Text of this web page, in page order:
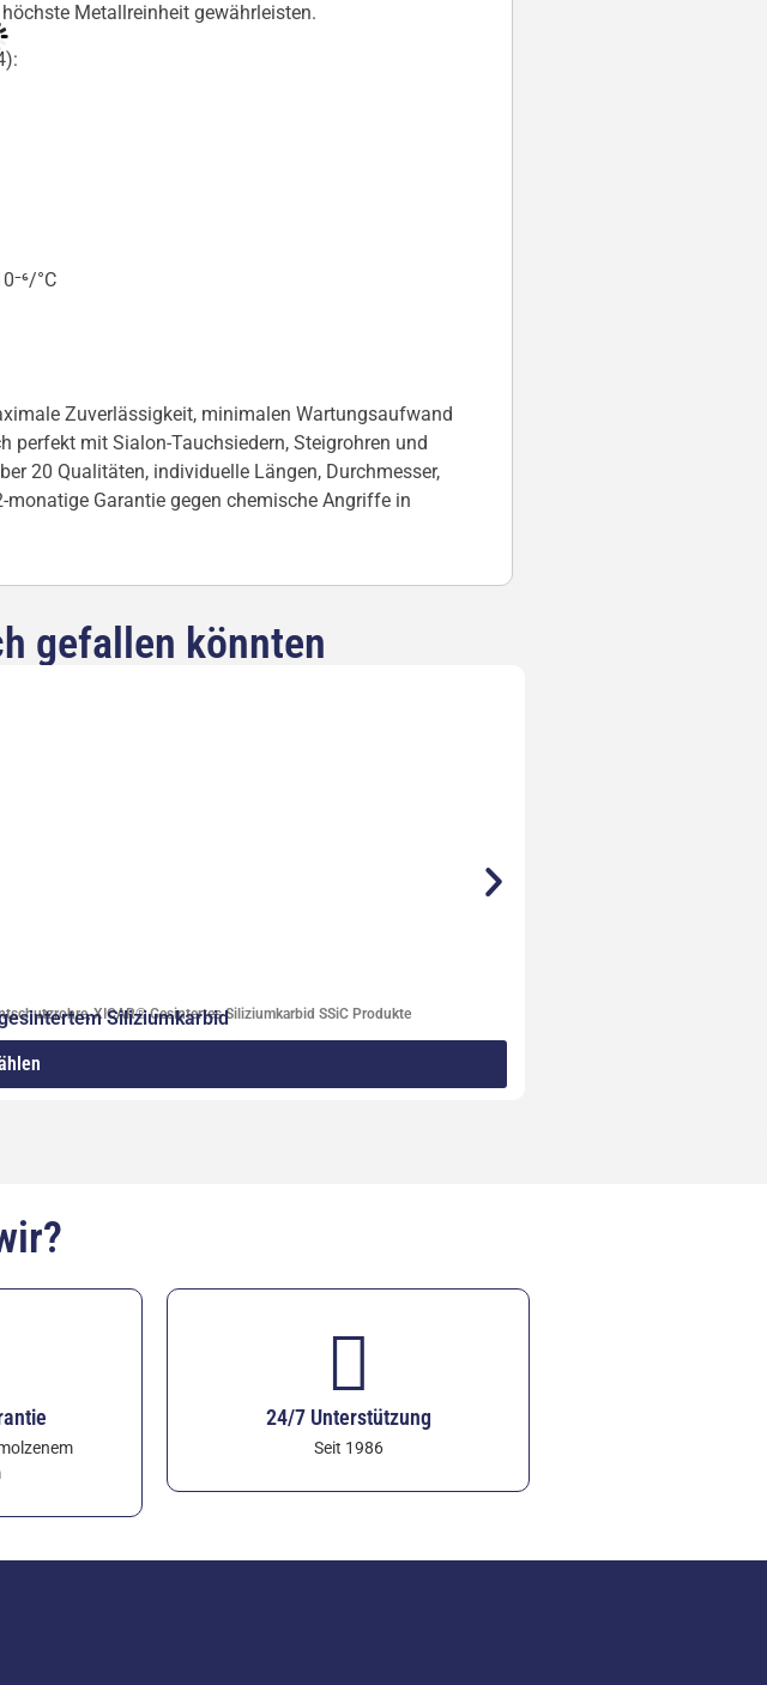
Metallreinheit gewährleisten.
°C
Zuverlässigkeit, minimalen Wartungsaufwand
perfekt mit Sialon-Tauchsiedern, Steigrohren und
20 Qualitäten, individuelle Längen, Durchmesser,
Garantie gegen chemische Angriffe in
gefallen könnten
,XICAR® Gesintertes Siliziumkarbid SSiC Produkte
Siliziumkarbid
24/7 Unterstützung
Seit 1986